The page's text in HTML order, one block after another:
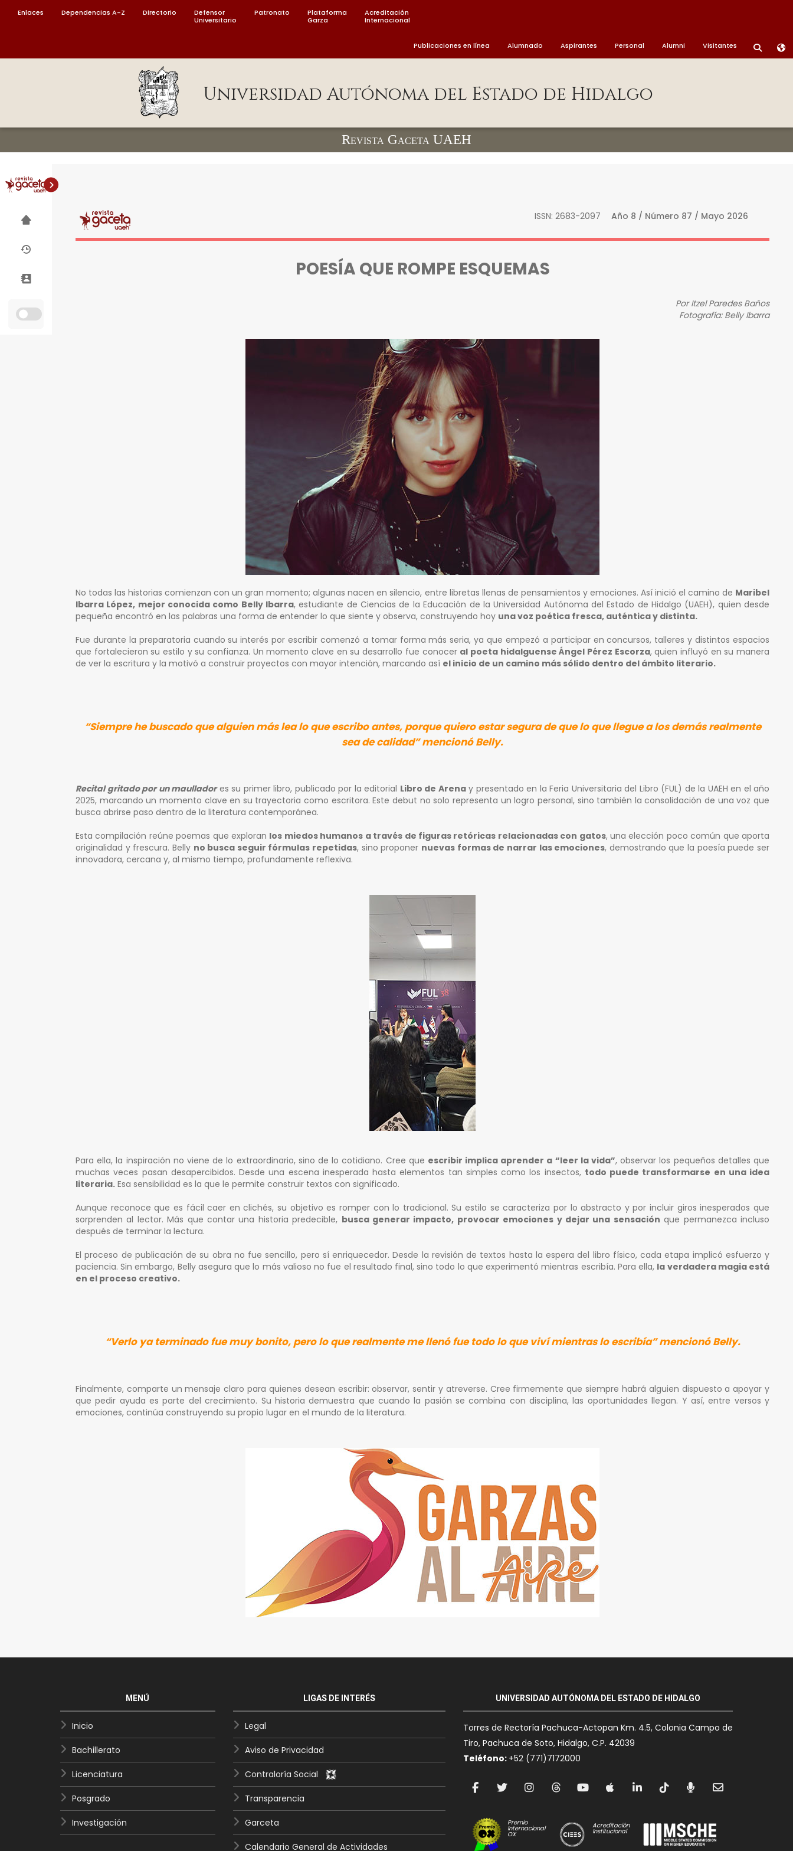
MENÚ
Publicaciones en línea
Internacional
Personal
Alumni
Enlaces Dependencias A-Z Directorio
Defensor
Universitario
Patronato
Plataforma
Garza
Acreditación
Internacional
Publicaciones en línea Alumnado Aspirantes Personal Alumni Visitantes
Universidad Autónoma del Estado de Hidalgo
Revista Gaceta UAEH
ISSN: 2683-2097 Año 8 / Número 87 / Mayo 2026
POESÍA QUE ROMPE ESQUEMAS
Por Itzel Paredes Baños
Fotografía: Belly Ibarra
No todas las historias comienzan con un gran momento; algunas nacen en silencio, entre libretas llenas de pensamientos y emociones. Así inició el camino de Maribel
Ibarra López, mejor conocida como Belly Ibarra, estudiante de Ciencias de la Educación de la Universidad Autónoma del Estado de Hidalgo (UAEH), quien desde
pequeña encontró en las palabras una forma de entender lo que siente y observa, construyendo hoy una voz poética fresca, auténtica y distinta.
Fue durante la preparatoria cuando su interés por escribir comenzó a tomar forma más seria, ya que empezó a participar en concursos, talleres y distintos espacios
que fortalecieron su estilo y su confianza. Un momento clave en su desarrollo fue conocer al poeta hidalguense Ángel Pérez Escorza, quien influyó en su manera
de ver la escritura y la motivó a construir proyectos con mayor intención, marcando así el inicio de un camino más sólido dentro del ámbito literario.
“Siempre he buscado que alguien más lea lo que escribo antes, porque quiero estar segura de que lo que llegue a los demás realmente
sea de calidad” mencionó Belly.
Recital gritado por un maulladores su primer libro, publicado por la editorial Libro de Arenay presentado en la Feria Universitaria del Libro (FUL) de la UAEH en el año
2025, marcando un momento clave en su trayectoria como escritora. Este debut no solo representa un logro personal, sino también la consolidación de una voz que
busca abrirse paso dentro de la literatura contemporánea.
Esta compilación reúne poemas que exploran los miedos humanos a través de figuras retóricas relacionadas con gatos, una elección poco común que aporta
originalidad y frescura. Belly no busca seguir fórmulas repetidas, sino proponer nuevas formas de narrar las emociones, demostrando que la poesía puede ser
innovadora, cercana y, al mismo tiempo, profundamente reflexiva.
Para ella, la inspiración no viene de lo extraordinario, sino de lo cotidiano. Cree que escribir implica aprender a “leer la vida”, observar los pequeños detalles que
muchas veces pasan desapercibidos. Desde una escena inesperada hasta elementos tan simples como los insectos, todo puede transformarse en una idea
literaria. Esa sensibilidad es la que le permite construir textos con significado.
Aunque reconoce que es fácil caer en clichés, su objetivo es romper con lo tradicional. Su estilo se caracteriza por lo abstracto y por incluir giros inesperados que
sorprenden al lector. Más que contar una historia predecible, busca generar impacto, provocar emociones y dejar una sensación que permanezca incluso
después de terminar la lectura.
El proceso de publicación de su obra no fue sencillo, pero sí enriquecedor. Desde la revisión de textos hasta la espera del libro físico, cada etapa implicó esfuerzo y
paciencia. Sin embargo, Belly asegura que lo más valioso no fue el resultado final, sino todo lo que experimentó mientras escribía. Para ella, la verdadera magia está
en el proceso creativo.
“Verlo ya terminado fue muy bonito, pero lo que realmente me llenó fue todo lo que viví mientras lo escribía” mencionó Belly.
Finalmente, comparte un mensaje claro para quienes desean escribir: observar, sentir y atreverse. Cree firmemente que siempre habrá alguien dispuesto a apoyar y
que pedir ayuda es parte del crecimiento. Su historia demuestra que cuando la pasión se combina con disciplina, las oportunidades llegan. Y así, entre versos y
emociones, continúa construyendo su propio lugar en el mundo de la literatura.
MENÚ
Inicio
Bachillerato
Licenciatura
Posgrado
Investigación
LIGAS DE INTERÉS
Legal
Aviso de Privacidad
Contraloría Social
Transparencia
Garceta
Calendario General de Actividades
UNIVERSIDAD AUTÓNOMA DEL ESTADO DE HIDALGO
Torres de Rectoría Pachuca-Actopan Km. 4.5, Colonia Campo de
Tiro, Pachuca de Soto, Hidalgo, C.P. 42039
Teléfono: +52 (771)7172000
Premio
Internacional
OX
Acreditación
Institucional